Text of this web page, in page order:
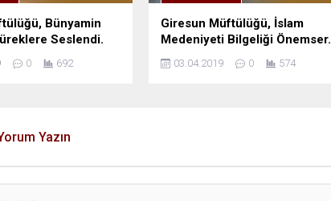
Bünyamin
Seslendi.
0 692
Giresun Müftülüğü, İslam
Medeniyeti Bilgeliği Önemser.
03.04.2019 0 574
Yazın